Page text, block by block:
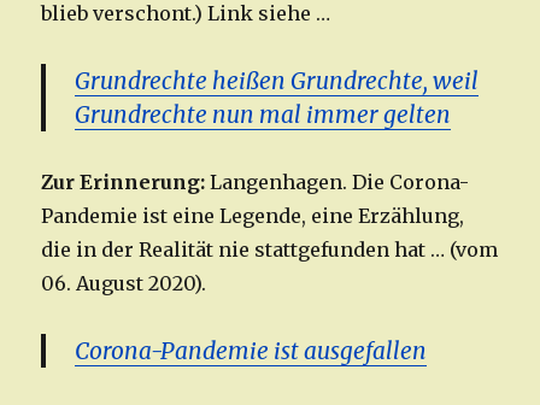
blieb verschont.) Link siehe …
Grundrechte heißen Grundrechte, weil
Grundrechte nun mal immer gelten
Zur Erinnerung: Langenhagen. Die Corona-
Pandemie ist eine Legende, eine Erzählung,
die in der Realität nie stattgefunden hat … (vom
06. August 2020).
Corona-Pandemie ist ausgefallen